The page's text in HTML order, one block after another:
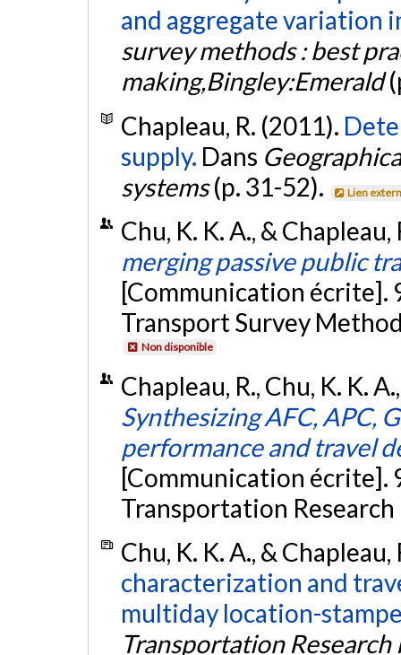
and aggregate variation
survey methods : best
making,Bingley:Emerald
Chapleau, R. (2011).
supply. Dans
systems(p. 31-52). Lien
Chu, K. K. A., &
merging passive public
[Communication
Transport Survey
Non disponible
Chapleau, R., Chu, K. K.
Synthesizing AFC, APC,
performance and travel
[Communication écrite].
Transportation
Chu, K. K. A., &
characterization and
multiday location-
Transportation Research